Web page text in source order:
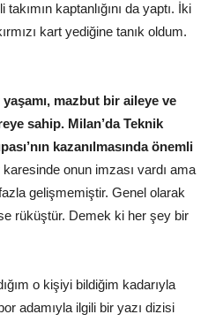
kaptanlığını da yaptı. İki
kart yediğine tanık oldum.
mazbut bir aileye ve
sahip. Milan’da Teknik
kazanılmasında önemli
karesinde onun imzası vardı ama
gelişmemiştir. Genel olarak
rüküştür. Demek ki her şey bir
o kişiyi bildiğim kadarıyla
adamıyla ilgili bir yazı dizisi